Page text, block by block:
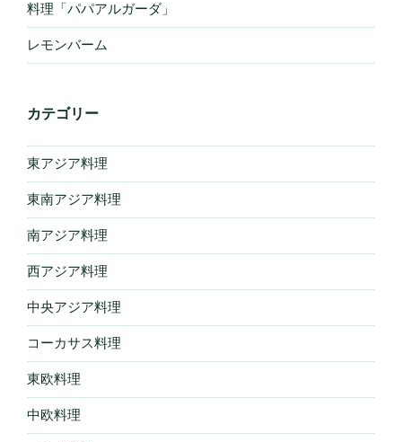
料理「パパアルガーダ」
レモンバーム
カテゴリー
東アジア料理
東南アジア料理
南アジア料理
西アジア料理
中央アジア料理
コーカサス料理
東欧料理
中欧料理